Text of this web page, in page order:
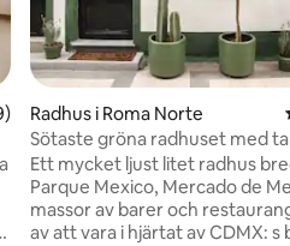
genomsnittligt betyg, 139
Radhus i Roma Norte
Sötaste gröna radhuset med
Roma
Ett mycket ljust litet radhus
Parque Mexico, Mercado de
massor av barer och restauranger.
av att vara i hjärtat av CDMX: s